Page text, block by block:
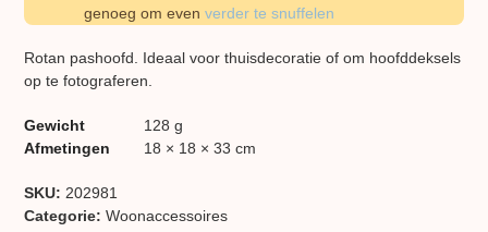
genoeg om evenverder te snuffelen
Rotan pashoofd. Ideaal voor thuisdecoratie of om hoofddeksels
op te fotograferen.
Gewicht
128 g
Afmetingen
18 × 18 × 33 cm
SKU: 202981
Categorie:Woon​accessoires